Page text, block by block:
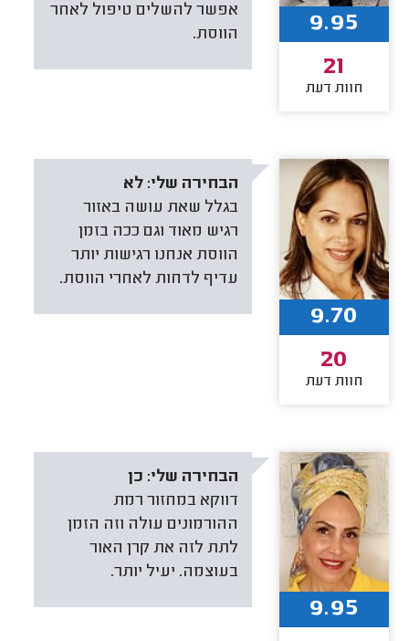
אפשר להשלים טיפול לאחר
הווסת.
9.95
21
חוות דעת
הבחירה שלי: לא
בגלל שאת עושה באזור
רגיש מאוד וגם ככה בזמן
הווסת אנחנו רגישות יותר
עדיף לדחות לאחרי הווסת.
9.70
20
חוות דעת
הבחירה שלי: כן
דווקא במחזור רמת
ההורמונים עולה וזה הזמן
לתת לזה את קרן האור
בעוצמה. יעיל יותר.
9.95